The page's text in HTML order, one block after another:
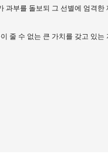
과부를 돌보되 그 선별에 엄격
줄 수 없는 큰 가치를 갖고 있